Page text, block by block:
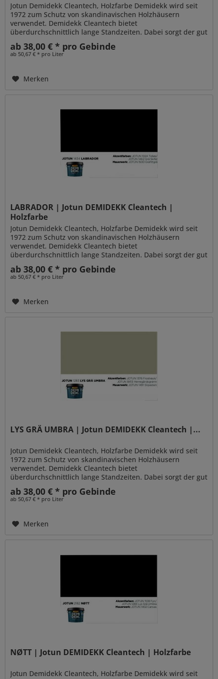
Jotun Demidekk Cleantech, Holzfarbe Demidekk wird seit
1972 zum Schutz von skandinavischen Holzhäusern
verwendet. Demidekk Cleantech bietet
überdurchschnittlich lange Standzeiten. Dabei sorgt der gut
penetrierende Alkydharzanteil für...
ab 38,00 € * pro Gebinde
ab 50,67 € * pro Liter
Merken
LABRADOR | Jotun DEMIDEKK Cleantech |
Holzfarbe
Jotun Demidekk Cleantech, Holzfarbe Demidekk wird seit
1972 zum Schutz von skandinavischen Holzhäusern
verwendet. Demidekk Cleantech bietet
überdurchschnittlich lange Standzeiten. Dabei sorgt der gut
ab 38,00 € * pro Gebinde
ab 50,67 € * pro Liter
Merken
LYS GRÄ UMBRA | Jotun DEMIDEKK Cleantech |...
Jotun Demidekk Cleantech, Holzfarbe Demidekk wird seit
1972 zum Schutz von skandinavischen Holzhäusern
verwendet. Demidekk Cleantech bietet
überdurchschnittlich lange Standzeiten. Dabei sorgt der gut
penetrierende Alkydharzanteil für...
ab 38,00 € * pro Gebinde
ab 50,67 € * pro Liter
Merken
NØTT | Jotun DEMIDEKK Cleantech | Holzfarbe
Jotun Demidekk Cleantech, Holzfarbe Demidekk wird seit